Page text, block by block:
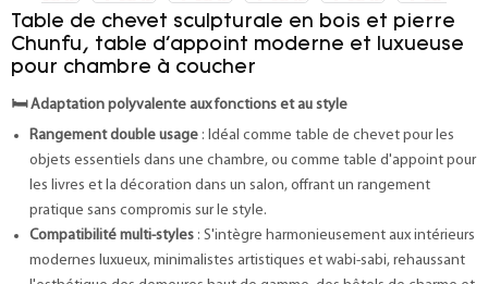
Table de chevet sculpturale en bois et pierre
Chunfu, table d'appoint moderne et luxueuse
pour chambre à coucher
🛏️Adaptation polyvalente aux fonctions et au style
Rangement double usage: Idéal comme table de chevet pour les
objets essentiels dans une chambre, ou comme table d'appoint pour
les livres et la décoration dans un salon, offrant un rangement
pratique sans compromis sur le style.
Compatibilité multi-styles: S'intègre harmonieusement aux intérieurs
modernes luxueux, minimalistes artistiques et wabi-sabi, rehaussant